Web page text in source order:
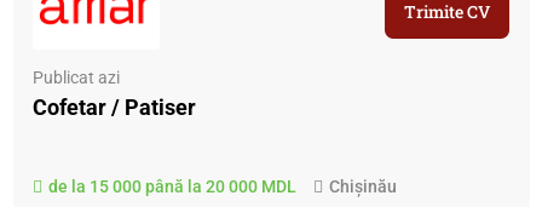
Publicat azi
Cofetar / Patiser
de la 15 000 până la 20 000 MDL Chișinău
Trimite CV